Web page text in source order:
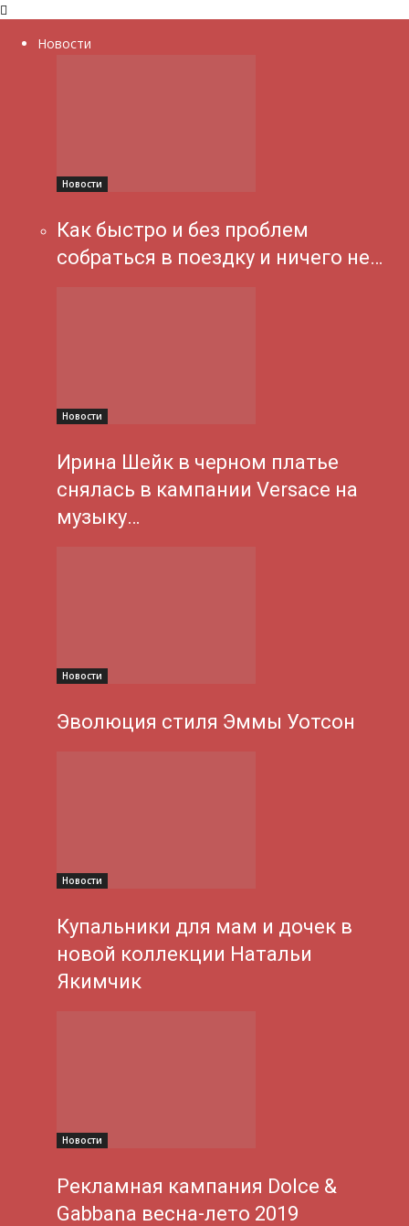
Новости
Новости
Как быстро и без проблем
собраться в поездку и ничего не…
Новости
Ирина Шейк в черном платье
снялась в кампании Versace на
музыку…
Новости
Эволюция стиля Эммы Уотсон
Новости
Купальники для мам и дочек в
новой коллекции Натальи
Якимчик
Новости
Рекламная кампания Dolce &
Gabbana весна-лето 2019